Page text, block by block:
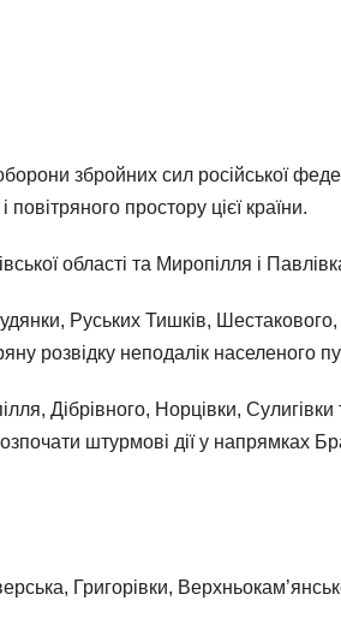
збройних сил російської
простору цієї країни.
області та Миропілля і
Руських Тишків,
розвідку неподалік населеного
Дібрівного, Норцівки,
штурмові дії у напрямках
Григорівки,